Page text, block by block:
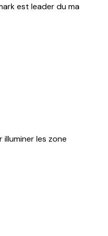
est leader du ma
les zone